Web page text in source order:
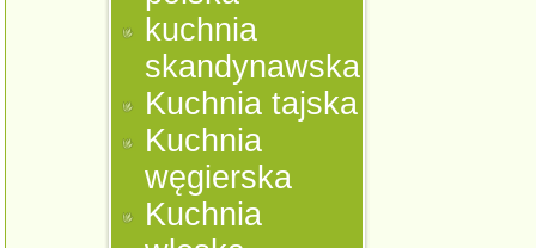
kuchnia
skandynawska
Kuchnia tajska
Kuchnia
węgierska
Kuchnia